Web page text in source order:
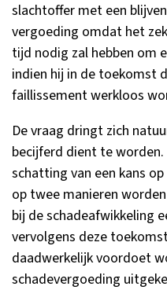
slachtoffer met een
vergoeding omdat het
tijd nodig zal hebben om
indien hij in de toekomst
faillissement werkloos
De vraag dringt zich
becijferd dient te
schatting van een kans
op twee manieren
bij de schadeafwikkeling
vervolgens deze
daadwerkelijk voordoet
schadevergoeding